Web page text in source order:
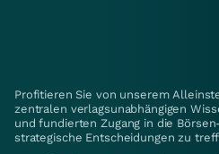
Profitieren Sie von unserem
zentralen verlagsunabhängigen
und fundierten Zugang in die
strategische Entscheidungen zu